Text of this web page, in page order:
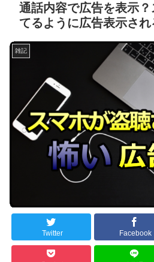
通話内容で広告を表示
てるように広告表示さ
雑記
Twitter Facebook